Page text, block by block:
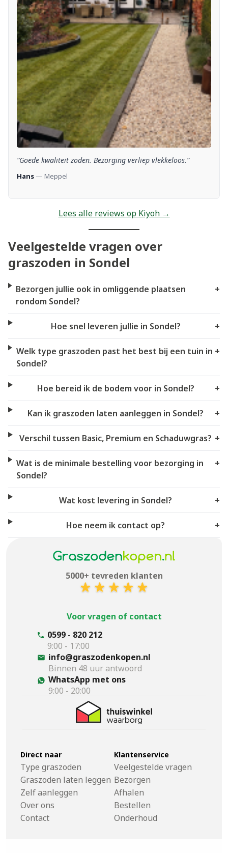
“Goede kwaliteit zoden. Bezorging verliep vlekkeloos.”
Hans — Meppel
Lees alle reviews op Kiyoh →
Veelgestelde vragen over
graszoden in Sondel
Bezorgen jullie ook in omliggende plaatsen
rondom Sondel?
+
Hoe snel leveren jullie in Sondel? +
Welk type graszoden past het best bij een tuin in
Sondel?
+
Hoe bereid ik de bodem voor in Sondel? +
Kan ik graszoden laten aanleggen in Sondel? +
Verschil tussen Basic, Premium en Schaduwgras? +
Wat is de minimale bestelling voor bezorging in
Sondel?
+
Wat kost levering in Sondel? +
Hoe neem ik contact op? +
5000+ tevreden klanten
Voor vragen of contact
0599 - 820 212
9:00 - 17:00
info@graszodenkopen.nl
Binnen 48 uur antwoord
WhatsApp met ons
9:00 - 20:00
Direct naar
Type graszoden
Graszoden laten leggen
Zelf aanleggen
Over ons
Contact
Klantenservice
Veelgestelde vragen
Bezorgen
Afhalen
Bestellen
Onderhoud